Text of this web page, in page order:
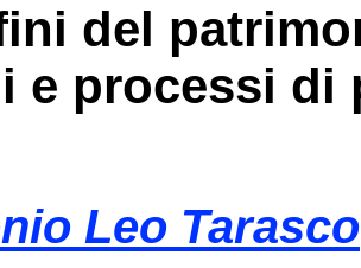
del
e processi di
Leo Tarasco